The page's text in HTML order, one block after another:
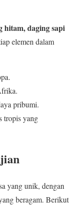
hitam, daging sapi
elemen dalam
pribumi.
tropis yang
yang unik, dengan
beragam. Berikut